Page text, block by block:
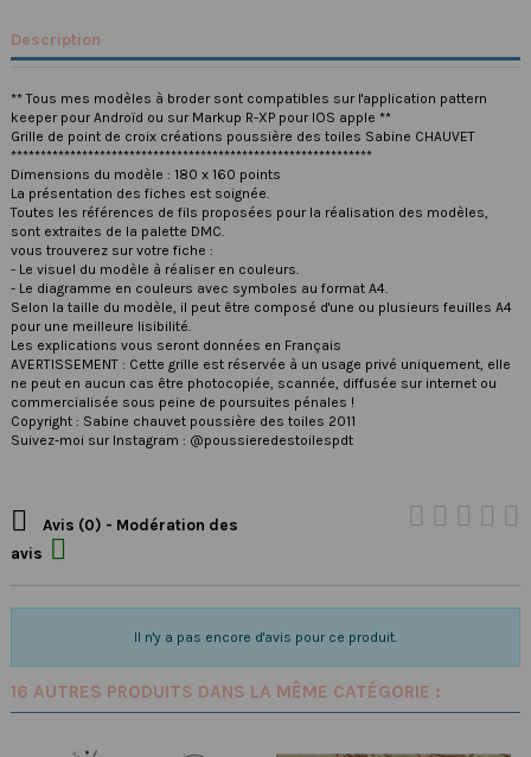
Description
** Tous mes modèles à broder sont compatibles sur l'application pattern
keeper pour Androïd ou sur Markup R-XP pour IOS apple **
Grille de point de croix créations poussière des toiles Sabine CHAUVET
*************************************************************
Dimensions du modèle : 180 x 160 points
La présentation des fiches est soignée.
Toutes les références de fils proposées pour la réalisation des modèles,
sont extraites de la palette DMC.
vous trouverez sur votre fiche :
- Le visuel du modèle à réaliser en couleurs.
- Le diagramme en couleurs avec symboles au format A4.
Selon la taille du modèle, il peut être composé d'une ou plusieurs feuilles A4
pour une meilleure lisibilité.
Les explications vous seront données en Français
AVERTISSEMENT : Cette grille est réservée à un usage privé uniquement, elle
ne peut en aucun cas être photocopiée, scannée, diffusée sur internet ou
commercialisée sous peine de poursuites pénales !
Copyright : Sabine chauvet poussière des toiles 2011
Suivez-moi sur Instagram : @poussieredestoilespdt

Avis (0) - Modération des
avis

Il n'y a pas encore d'avis pour ce produit.
16 AUTRES PRODUITS DANS LA MÊME CATÉGORIE :